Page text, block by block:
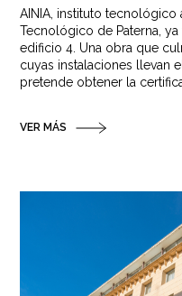
AINIA, instituto
Tecnológico de Paterna,
edificio 4. Una obra que
cuyas instalaciones llevan
pretende obtener la
VER MÁS